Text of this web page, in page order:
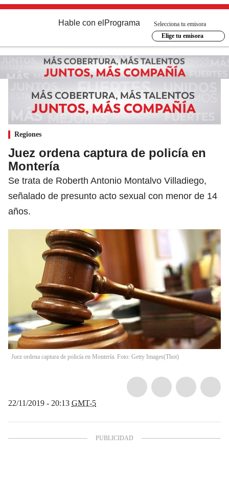
Hable con el Programa
Selecciona tu emisora
Elige tu emisora
Regiones
Juez ordena captura de policía en
Montería
Se trata de Roberth Antonio Montalvo Villadiego,
señalado de presunto acto sexual con menor de 14
años.
Juez ordena captura de policía en Montería. Foto: Getty Images(Thot)
22/11/2019 - 20:13 GMT-5